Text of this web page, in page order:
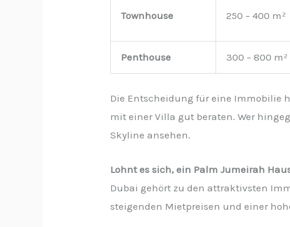
Townhouse 250 – 400 m²
Penthouse 300 – 800 m²
Die Entscheidung für eine Immobilie
mit einer Villa gut beraten. Wer
Skyline ansehen.
Lohnt es sich, ein Palm Jumeirah
Dubai gehört zu den attraktivsten
steigenden Mietpreisen und einer